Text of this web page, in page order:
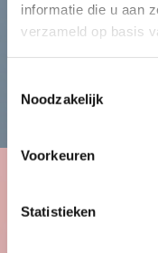
informatie die u aan
verzameld op basis
Noodzakelijk
Voorkeuren
Statistieken
Heren
Bekijk de